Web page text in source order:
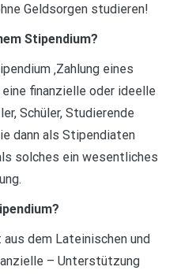
Geldsorgen studieren!
Stipendium?
‚Zahlung eines
eine finanzielle oder ideelle
Schüler, Studierende
dann als Stipendiaten
solches ein wesentliches
dem Lateinischen und
– Unterstützung